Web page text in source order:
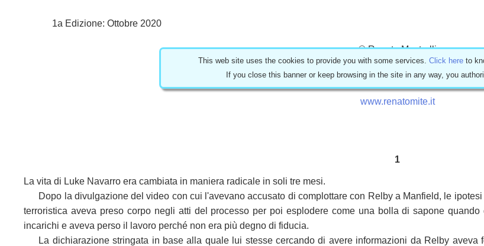
1a Edizione: Ottobre 2020
© Renato Mastrulli
È vietata la riproduzione, anche parziale, con
www.renatomite.it
1
La vita di Luke Navarro era cambiata in maniera radicale in soli tre mesi.
Dopo la divulgazione del video con cui l'avevano accusato di complottare con Relby a Manfield, le
terroristica aveva preso corpo negli atti del processo per poi esplodere come una bolla di sapone
incarichi e aveva perso il lavoro perché non era più degno di fiducia.
La dichiarazione stringata in base alla quale lui stesse cercando di avere informazioni da Relby
This web site uses the cookies to provide you with some services. Click hereto
If you close this banner or keep browsing in the site in any way, you